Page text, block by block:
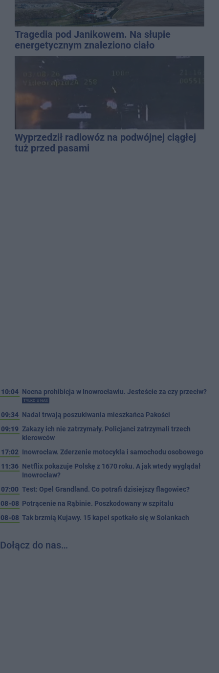
Tragedia pod Janikowem. Na słupie
energetycznym znaleziono ciało
mężczyzny
Wyprzedził radiowóz na podwójnej ciągłej
tuż przed pasami
10:04 Nocna prohibicja w Inowrocławiu. Jesteście za czy przeciw?
TYLKO U NAS
09:34 Nadal trwają poszukiwania mieszkańca Pakości
09:19 Zakazy ich nie zatrzymały. Policjanci zatrzymali trzech
kierowców
17:02 Inowrocław. Zderzenie motocykla i samochodu osobowego
11:36 Netflix pokazuje Polskę z 1670 roku. A jak wtedy wyglądał
Inowrocław?
07:00 Test: Opel Grandland. Co potrafi dzisiejszy flagowiec?
08-08 Potrącenie na Rąbinie. Poszkodowany w szpitalu
08-08 Tak brzmią Kujawy. 15 kapel spotkało się w Solankach
Dołącz do nas…